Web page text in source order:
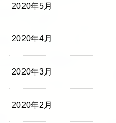
2020年5月
2020年4月
2020年3月
2020年2月